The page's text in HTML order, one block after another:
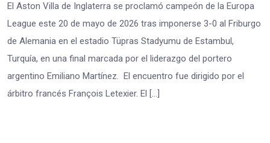
El Aston Villa de Inglaterra se proclamó campeón de la Europa
League este 20 de mayo de 2026 tras imponerse 3-0 al Friburgo
de Alemania en el estadio Tüpras Stadyumu de Estambul,
Turquía, en una final marcada por el liderazgo del portero
argentino Emiliano Martínez. El encuentro fue dirigido por el
árbitro francés François Letexier. El […]